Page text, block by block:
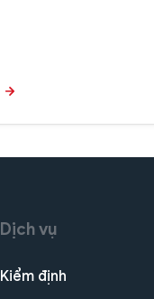
Dịch vụ
Kiểm định